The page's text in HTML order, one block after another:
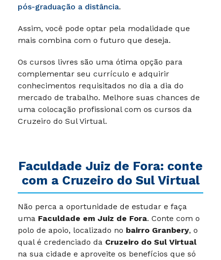
pós-graduação a distância.
Assim, você pode optar pela modalidade que
mais combina com o futuro que deseja.
Os cursos livres são uma ótima opção para
complementar seu currículo e adquirir
conhecimentos requisitados no dia a dia do
mercado de trabalho. Melhore suas chances de
uma colocação profissional com os cursos da
Cruzeiro do Sul Virtual.
Faculdade Juiz de Fora: conte
com a Cruzeiro do Sul Virtual
Não perca a oportunidade de estudar e faça
uma Faculdade em Juiz de Fora. Conte com o
polo de apoio, localizado no bairro Granbery, o
qual é credenciado da Cruzeiro do Sul Virtual
na sua cidade e aproveite os benefícios que só